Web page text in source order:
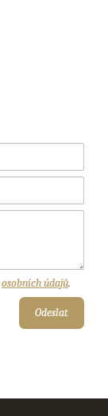
osobních údajů.
Odeslat